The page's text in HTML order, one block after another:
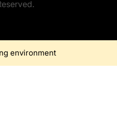
environment